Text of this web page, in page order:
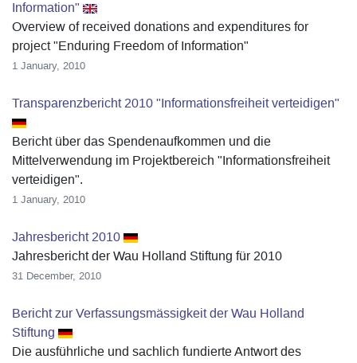
Information"
Overview of received donations and expenditures for
project "Enduring Freedom of Information"
1 January, 2010
Transparenzbericht 2010 "Informationsfreiheit verteidigen"
Bericht über das Spendenaufkommen und die
Mittelverwendung im Projektbereich "Informationsfreiheit
verteidigen".
1 January, 2010
Jahresbericht 2010
Jahresbericht der Wau Holland Stiftung für 2010
31 December, 2010
Bericht zur Verfassungsmässigkeit der Wau Holland
Stiftung
Die ausführliche und sachlich fundierte Antwort des